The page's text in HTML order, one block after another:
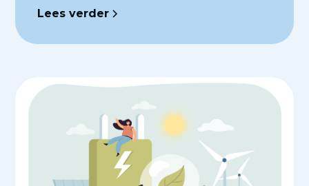
Lees verder